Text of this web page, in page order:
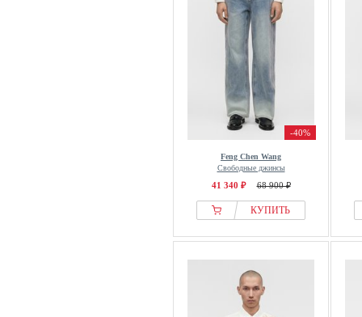
-40%
Feng Chen Wang
Свободные джинсы
41 340 ₽ 68 900 ₽
КУПИТЬ